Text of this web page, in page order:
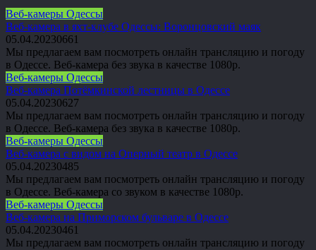
Веб-камеры Одессы
Веб-камера в яхт-клубе Одессы: Воронцовский маяк
05.04.20230661
Мы предлагаем вам посмотреть онлайн трансляцию и погоду
в Одессе. Веб-камера без звука в качестве 1080p.
Веб-камеры Одессы
Веб-камера Потёмкинской лестницы в Одессе
05.04.20230627
Мы предлагаем вам посмотреть онлайн трансляцию и погоду
в Одессе. Веб-камера без звука в качестве 1080p.
Веб-камеры Одессы
Веб-камера с видом на Оперный театр в Одессе
05.04.20230485
Мы предлагаем вам посмотреть онлайн трансляцию и погоду
в Одессе. Веб-камера со звуком в качестве 1080p.
Веб-камеры Одессы
Веб-камера на Приморском бульваре в Одессе
05.04.20230461
Мы предлагаем вам посмотреть онлайн трансляцию и погоду